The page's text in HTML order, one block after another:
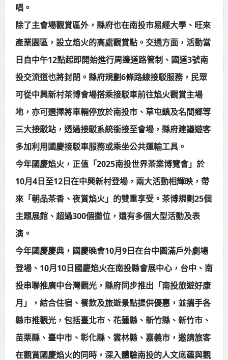
唱。
除了主會場觀賞區外，縣府也在南投市易經大學、旺來
產業園區，設立焰火的高處觀賞點。交通方面，活動當
日自中午12點起即開始進行周邊道路管制、國道3號南
投交流道也將封閉。縣府規劃6條路線接駁服務，民眾
可從中興新村茶博會場搭乘接駁車前往焰火觀賞主場
地，亦可選擇將車輛停放於南投市、草屯鎮及名間鄉等
三大接駁站，透過接駁系統銜接至會場，縣府建議遊客
多加利用國慶接駁車服務或乘坐公共運輸工具。
今年國慶焰火，正值「2025南投世界茶業博覽會」於
10月4日至12日在中興新村登場，兩大活動相輝映，帶
來「朝品茶香、夜賞焰火」的雙重享受。茶博規劃25個
主題展館、超過300個攤位，還有多個大型活動及表
演。
今年國慶慶典，國慶晚會10月9日在台中圓滿戶外劇場
登場、10月10日國慶焰火在南投縣會展中心，台中、南
投串聯推廣中台灣觀光，縣府同步推出「南投旅遊好康
月」，結合住宿、餐飲及旅遊景點提供優惠，並攜手各
縣市推觀光，包括臺北市、花蓮縣、新竹縣、新竹市、
苗栗縣、臺中市、彰化縣、雲林縣、嘉義市，邀請旅客
在觀賞國慶焰火的同時，深入體驗南投的人文底蘊與觀